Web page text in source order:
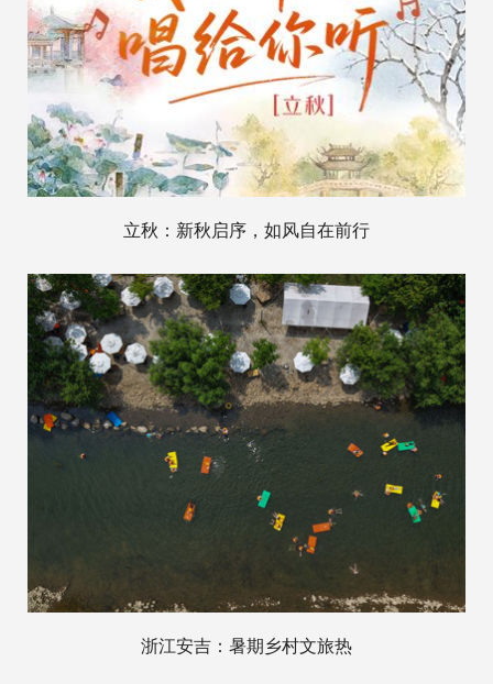
立秋：新秋启序，如风自在前行
浙江安吉：暑期乡村文旅热